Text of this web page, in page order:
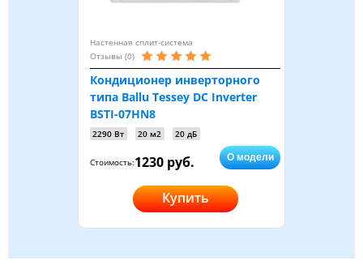
Настенная сплит-система
Отзывы (0)
Кондиционер инверторного
типа Ballu Tessey DC Inverter
BSTI-07HN8
2290 Вт 20 м2 20 дБ
Стоимость:1230 руб. О модели
Купить